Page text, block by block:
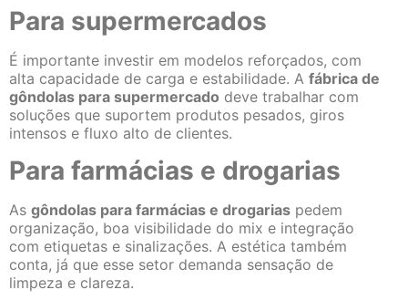
Para supermercados
É importante investir em modelos reforçados, com
alta capacidade de carga e estabilidade. A fábrica de
gôndolas para supermercado deve trabalhar com
soluções que suportem produtos pesados, giros
intensos e fluxo alto de clientes.
Para farmácias e drogarias
As gôndolas para farmácias e drogarias pedem
organização, boa visibilidade do mix e integração
com etiquetas e sinalizações. A estética também
conta, já que esse setor demanda sensação de
limpeza e clareza.